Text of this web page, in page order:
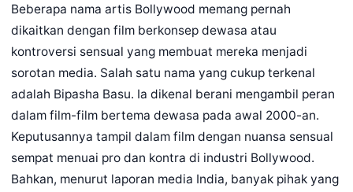
Beberapa nama artis Bollywood memang pernah
dikaitkan dengan film berkonsep dewasa atau
kontroversi sensual yang membuat mereka menjadi
sorotan media. Salah satu nama yang cukup terkenal
adalah Bipasha Basu. Ia dikenal berani mengambil peran
dalam film-film bertema dewasa pada awal 2000-an.
Keputusannya tampil dalam film dengan nuansa sensual
sempat menuai pro dan kontra di industri Bollywood.
Bahkan, menurut laporan media India, banyak pihak yang